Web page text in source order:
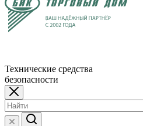
Технические средства
безопасности